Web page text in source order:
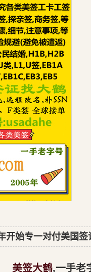
开始专一对付美国
美签大鹤,一手老